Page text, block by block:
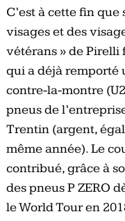
C’est à cette fin
visages et des
vétérans » de
qui a déjà remporté
contre-la-montre
pneus de
Trentin (argent,
même année). Le
contribué, grâce à
des pneus P ZERO
le World Tour en